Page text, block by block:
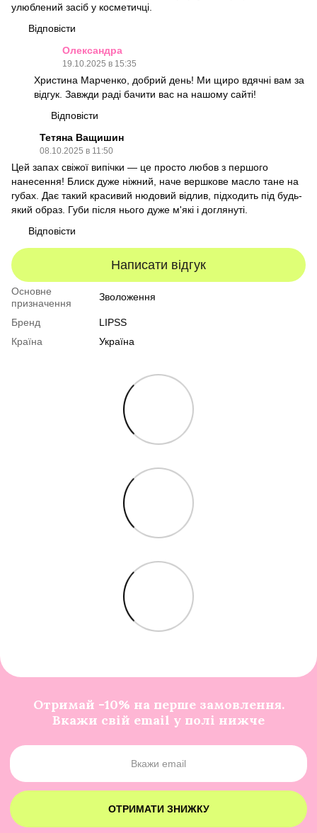
улюблений засіб у косметичці.
Відповісти
Олександра
19.10.2025 в 15:35
Христина Марченко, добрий день! Ми щиро вдячні вам за
відгук. Завжди раді бачити вас на нашому сайті!
Відповісти
Тетяна Ващишин
08.10.2025 в 11:50
Цей запах свіжої випічки — це просто любов з першого
нанесення! Блиск дуже ніжний, наче вершкове масло тане на
губах. Дає такий красивий нюдовий відлив, підходить під будь-
який образ. Губи після нього дуже м'які і доглянуті.
Відповісти
Написати відгук
Основне
призначення
Зволоження
Бренд
LIPSS
Країна
Україна
Отримай -10% на перше замовлення.
Вкажи свій email у полі нижче
ОТРИМАТИ ЗНИЖКУ